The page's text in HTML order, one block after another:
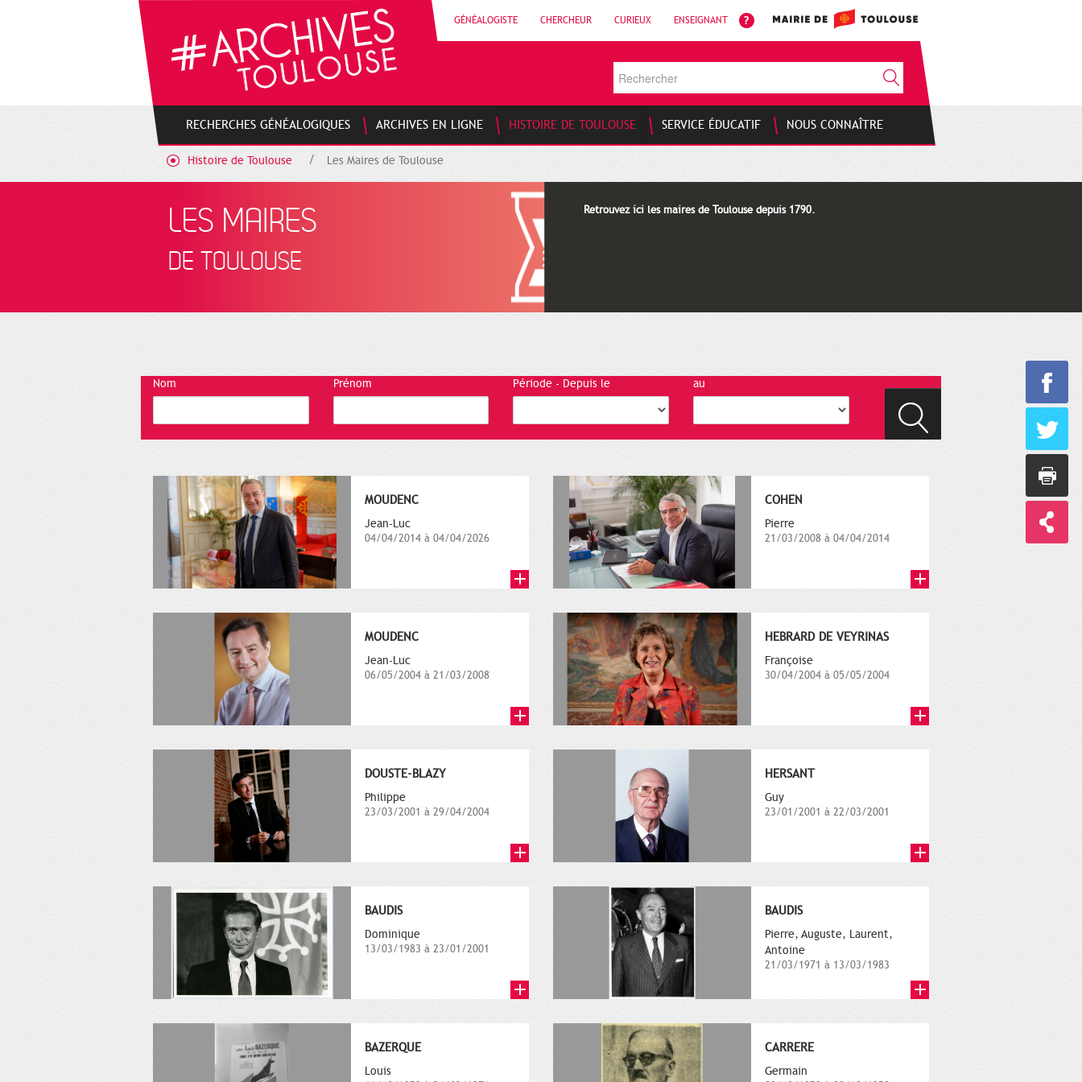
GÉNÉALOGISTE CHERCHEUR CURIEUX ENSEIGNANT
RECHERCHES GÉNÉALOGIQUES ARCHIVES EN LIGNE HISTOIRE DE TOULOUSE SERVICE ÉDUCATIF NOUS CONNAÎTRE
Histoire de Toulouse Les Maires de Toulouse
LES MAIRES
DE TOULOUSE
Retrouvez ici les maires de Toulouse depuis 1790.
Nom Prénom Période - Depuis le au
MOUDENC
Jean-Luc
04/04/2014 à 04/04/2026
COHEN
Pierre
21/03/2008 à 04/04/2014
MOUDENC
Jean-Luc
06/05/2004 à 21/03/2008
HEBRARD DE VEYRINAS
Françoise
30/04/2004 à 05/05/2004
DOUSTE-BLAZY
Philippe
23/03/2001 à 29/04/2004
HERSANT
Guy
23/01/2001 à 22/03/2001
BAUDIS
Dominique
13/03/1983 à 23/01/2001
BAUDIS
Pierre, Auguste, Laurent,
Antoine
21/03/1971 à 13/03/1983
BAZERQUE
Louis
CARRERE
Germain
Gestion de vos préférences sur les cookies